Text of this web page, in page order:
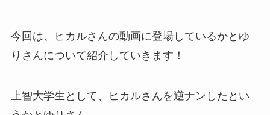
今回は、ヒカルさんの動画に登場しているかとゆ
りさんについて紹介していきます！
上智大学生として、ヒカルさんを逆ナンしたとい